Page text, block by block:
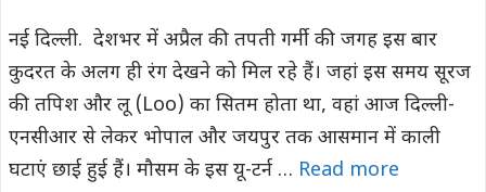
नई दिल्ली. देशभर में अप्रैल की तपती गर्मी की जगह इस बार
कुदरत के अलग ही रंग देखने को मिल रहे हैं। जहां इस समय सूरज
की तपिश और लू (Loo) का सितम होता था, वहां आज दिल्ली-
एनसीआर से लेकर भोपाल और जयपुर तक आसमान में काली
घटाएं छाई हुई हैं। मौसम के इस यू-टर्न … Read more